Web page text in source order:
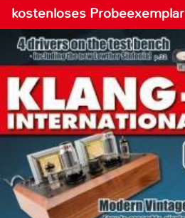
kostenloses Probeexemplar